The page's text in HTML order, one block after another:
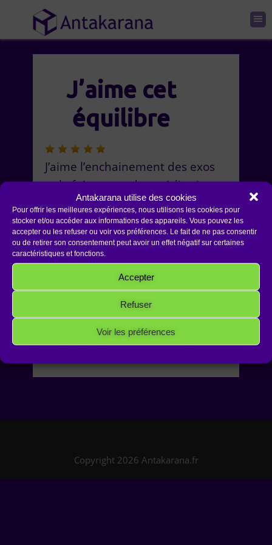
Antakarana utilise des cookies
Pour offrir les meilleures expériences, nous utilisons les cookies pour
stocker et/ou accéder aux informations des appareils. Vous pouvez les
accepter ou les refuser ou voir vos préférences. Le fait de ne pas consentir
ou de retirer son consentement peut avoir un effet négatif sur certaines
caractéristiques et fonctions.
Accepter
Refuser
Voir les préférences
J’aime cet
équilibre
J’aime l’enchainement des exos
et la fréquence des méditations,
j’aime cet équilibre. MERCI Jean-
Jacques, j’aime ton
accompagnement.
Catherine Retrouver le
Potentiel de Vie en Soi
Copyright 2026 Antakarana.fr